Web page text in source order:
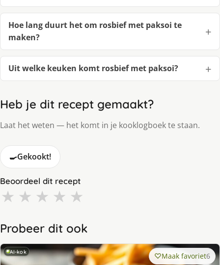
Hoe lang duurt het om rosbief met paksoi te
maken?
Uit welke keuken komt rosbief met paksoi?
Heb je dit recept gemaakt?
Laat het weten — het komt in je kooklogboek te staan.
🍳Gekookt!
Beoordeel dit recept
★ ★ ★ ★ ★
Probeer dit ook
AI-kok Maak favoriet6